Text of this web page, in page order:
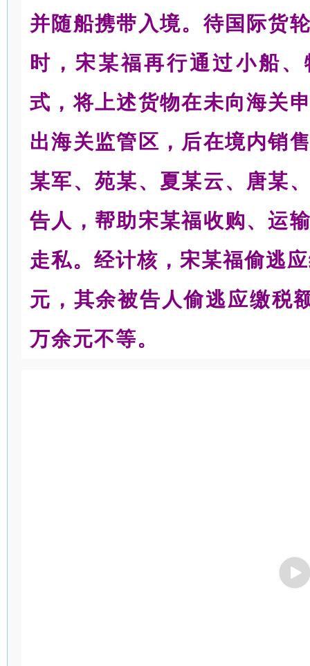
并随船携带入境。待国际货
时，宋某福再行通过小船
式，将上述货物在未向海关
出海关监管区，后在境内销
某军、苑某、夏某云、唐某
告人，帮助宋某福收购、运
走私。经计核，宋某福偷逃
元，其余被告人偷逃应缴税
万余元不等。